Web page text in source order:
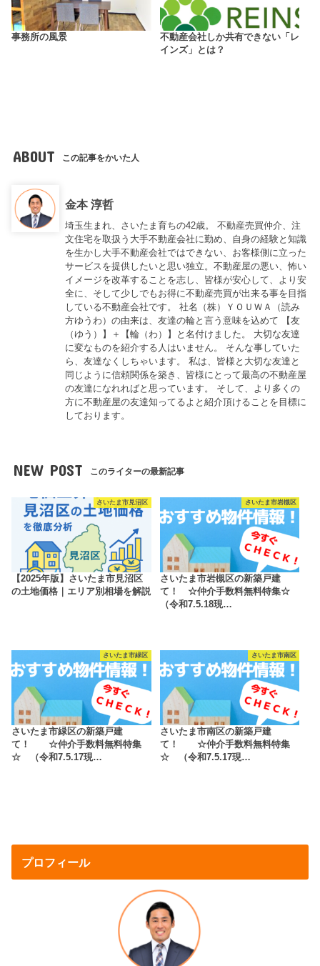
事務所の風景
不動産会社しか共有できない「レ
インズ」とは？
ABOUT この記事をかいた人
金本 淳哲
埼玉生まれ、さいたま育ちの42歳。 不動産売買仲介、注
文住宅を取扱う大手不動産会社に勤め、自身の経験と知識
を生かし大手不動産会社ではできない、お客様側に立った
サービスを提供したいと思い独立。不動産屋の悪い、怖い
イメージを改革することを志し、皆様が安心して、より安
全に、そして少しでもお得に不動産売買が出来る事を目指
している不動産会社です。 社名（株）ＹＯＵＷＡ（読み
方ゆうわ）の由来は、友達の輪と言う意味を込めて 【友
（ゆう）】＋【輪（わ）】と名付けました。 大切な友達
に変なものを紹介する人はいません。 そんな事していた
ら、友達なくしちゃいます。 私は、皆様と大切な友達と
同じように信頼関係を築き、皆様にとって最高の不動産屋
の友達になれればと思っています。 そして、より多くの
方に不動産屋の友達知ってるよと紹介頂けることを目標に
しております。
NEW POST このライターの最新記事
さいたま市見沼区
【2025年版】さいたま市見沼区
の土地価格｜エリア別相場を解説
さいたま市岩槻区
さいたま市岩槻区の新築戸建
て！ ☆仲介手数料無料特集☆
（令和7.5.18現…
さいたま市緑区
さいたま市緑区の新築戸建
て！ ☆仲介手数料無料特集
☆ （令和7.5.17現…
さいたま市南区
さいたま市南区の新築戸建
て！ ☆仲介手数料無料特集
☆ （令和7.5.17現…
プロフィール